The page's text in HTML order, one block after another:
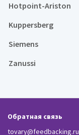
Hotpoint-Ariston
Kuppersberg
Siemens
Zanussi
Обратная связь
tovary@feedbacking.ru